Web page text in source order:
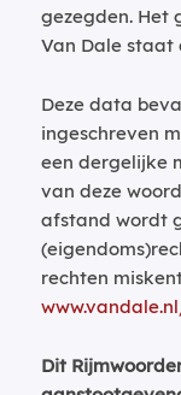
gezegden. Het
Van Dale staat
Deze data
ingeschreven
een dergelijke
van deze
afstand wordt
rechten
Dit